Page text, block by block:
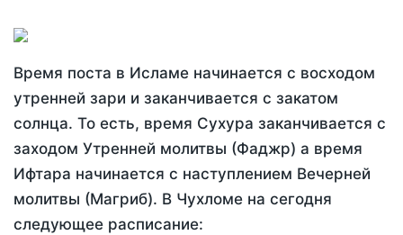
Время поста в Исламе начинается с восходом
утренней зари и заканчивается с закатом
солнца. То есть, время Сухура заканчивается с
заходом Утренней молитвы (Фаджр) а время
Ифтара начинается с наступлением Вечерней
молитвы (Магриб). В Чухломе на сегодня
следующее расписание: